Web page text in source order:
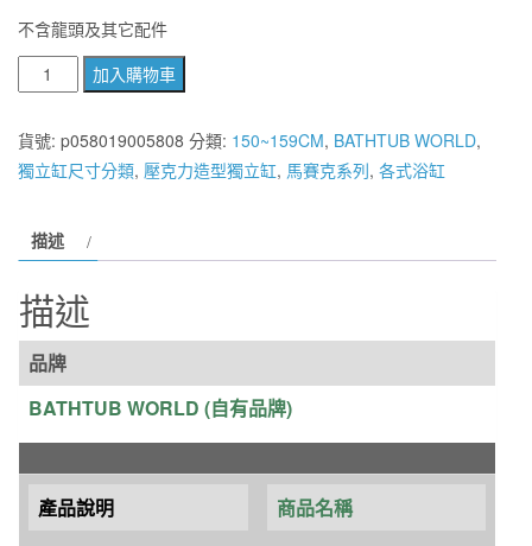
不含龍頭及其它配件
BATHTUB
WORLD
銀
色
克
妃
造
型
獨
155*78*75CM
加入購物車
貨號: p058019005808 分類: 150~159CM, BATHTUB WORLD,
獨立缸尺寸分類, 壓克力造型獨立缸, 馬賽克系列, 各式浴缸
描述
描述
品牌
BATHTUB WORLD (自有品牌)
產品說明 商品名稱